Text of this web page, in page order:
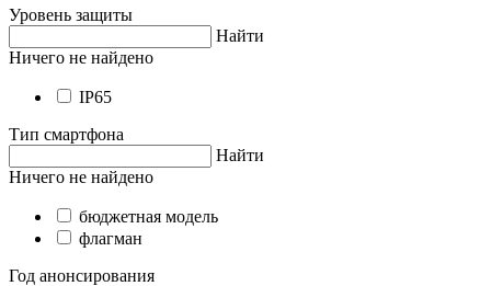
Уровень защиты
Найти
Ничего не найдено
IP65
Тип смартфона
Найти
Ничего не найдено
бюджетная модель
флагман
Год анонсирования